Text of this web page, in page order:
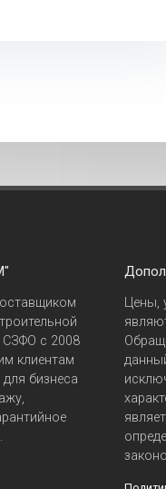
СЗФО с 2008
клиентам
бизнеса
Цены,